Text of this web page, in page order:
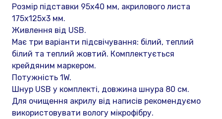
Розмір підставки 95х40 мм, акрилового листа
175х125х3 мм.
Живлення від USB.
Має три варіанти підсвічування: білий, теплий
білий та теплий жовтий. Комплектується
крейдяним маркером.
Потужність 1W.
Шнур USB у комплекті, довжина шнура 80 см.
Для очищення акрилу від написів рекомендуємо
використовувати вологу мікрофібру.